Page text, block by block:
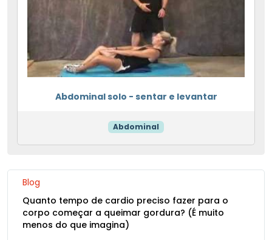
Abdominal solo - sentar e levantar
Abdominal
Blog
Quanto tempo de cardio preciso fazer para o
corpo começar a queimar gordura? (É muito
menos do que imagina)